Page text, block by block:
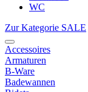
WC
Zur Kategorie SALE
Accessoires
Armaturen
B-Ware
Badewannen